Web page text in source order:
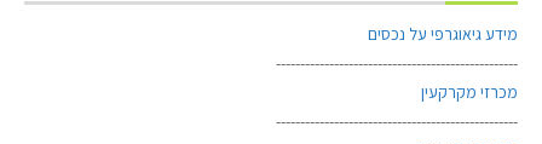
מידע גיאוגרפי על נכסים
--------------------------------------------------
מכרזי מקרקעין
--------------------------------------------------